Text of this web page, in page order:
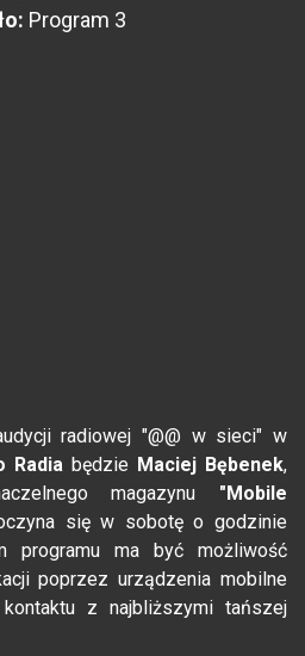
Program 3
radiowej "@@ w sieci" w
Radia będzie Maciej Bębenek,
magazynu "Mobile
się w sobotę o godzinie
programu ma być możliwość
poprzez urządzenia mobilne
z najbliższymi tańszej